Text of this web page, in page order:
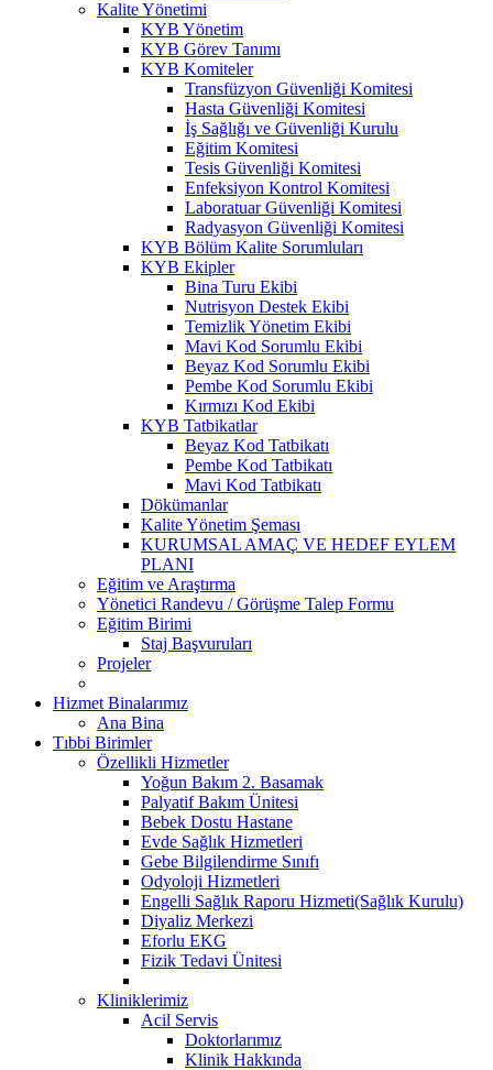
Kalite Yönetimi
KYB Yönetim
KYB Görev Tanımı
KYB Komiteler
Transfüzyon Güvenliği Komitesi
Hasta Güvenliği Komitesi
İş Sağlığı ve Güvenliği Kurulu
Eğitim Komitesi
Tesis Güvenliği Komitesi
Enfeksiyon Kontrol Komitesi
Laboratuar Güvenliği Komitesi
Radyasyon Güvenliği Komitesi
KYB Bölüm Kalite Sorumluları
KYB Ekipler
Bina Turu Ekibi
Nutrisyon Destek Ekibi
Temizlik Yönetim Ekibi
Mavi Kod Sorumlu Ekibi
Beyaz Kod Sorumlu Ekibi
Pembe Kod Sorumlu Ekibi
Kırmızı Kod Ekibi
KYB Tatbikatlar
Beyaz Kod Tatbikatı
Pembe Kod Tatbikatı
Mavi Kod Tatbikatı
Dökümanlar
Kalite Yönetim Şeması
KURUMSAL AMAÇ VE HEDEF EYLEM
PLANI
Eğitim ve Araştırma
Yönetici Randevu / Görüşme Talep Formu
Eğitim Birimi
Staj Başvuruları
Projeler
Hizmet Binalarımız
Ana Bina
Tıbbi Birimler
Özellikli Hizmetler
Yoğun Bakım 2. Basamak
Palyatif Bakım Ünitesi
Bebek Dostu Hastane
Evde Sağlık Hizmetleri
Gebe Bilgilendirme Sınıfı
Odyoloji Hizmetleri
Engelli Sağlık Raporu Hizmeti(Sağlık Kurulu)
Diyaliz Merkezi
Eforlu EKG
Fizik Tedavi Ünitesi
Kliniklerimiz
Acil Servis
Doktorlarımız
Klinik Hakkında